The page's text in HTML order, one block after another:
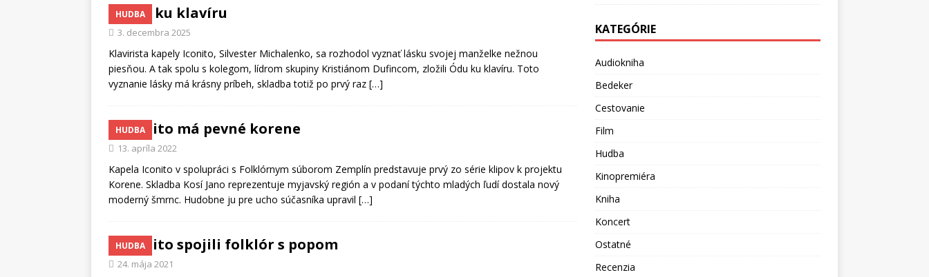
HUDBA
Óda ku klavíru
3. decembra 2025
Klavirista kapely Iconito, Silvester Michalenko, sa rozhodol vyznať lásku svojej manželke nežnou
piesňou. A tak spolu s kolegom, lídrom skupiny Kristiánom Dufincom, zložili Ódu ku klavíru. Toto
vyznanie lásky má krásny príbeh, skladba totiž po prvý raz […]
HUDBA
Iconito má pevné korene
13. apríla 2022
Kapela Iconito v spolupráci s Folklórnym súborom Zemplín predstavuje prvý zo série klipov k projektu
Korene. Skladba Kosí Jano reprezentuje myjavský región a v podaní týchto mladých ľudí dostala nový
moderný šmrnc. Hudobne ju pre ucho súčasníka upravil […]
HUDBA
Iconito spojili folklór s popom
24. mája 2021
KATEGÓRIE
Audiokniha
Bedeker
Cestovanie
Film
Hudba
Kinopremiéra
Kniha
Koncert
Ostatné
Recenzia